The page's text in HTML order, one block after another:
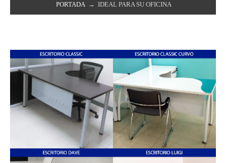
PORTADA → IDEAL PARA SU OFICINA